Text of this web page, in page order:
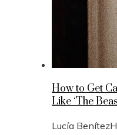
How to Get
Like ‘The
Lucía Benítez